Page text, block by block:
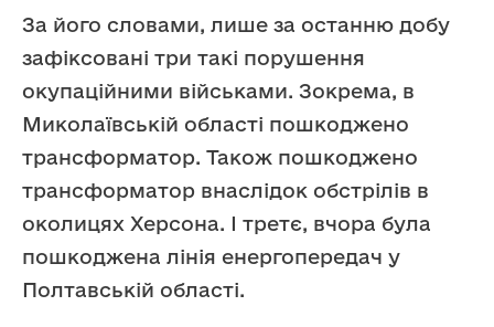
За його словами, лише за останню добу
зафіксовані три такі порушення
окупаційними військами. Зокрема, в
Миколаївській області пошкоджено
трансформатор. Також пошкоджено
трансформатор внаслідок обстрілів в
околицях Херсона. І третє, вчора була
пошкоджена лінія енергопередач у
Полтавській області.